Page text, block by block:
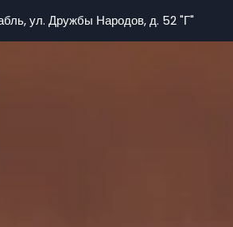
ул. Дружбы Народов, д. 52 "Г"